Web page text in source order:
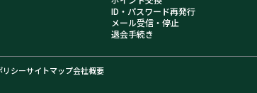
ID・パスワード再発行
メール受信・停止
退会手続き
リシーサイトマップ会社概要